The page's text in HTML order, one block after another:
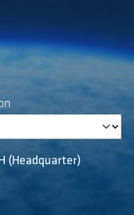
(Headquarter)